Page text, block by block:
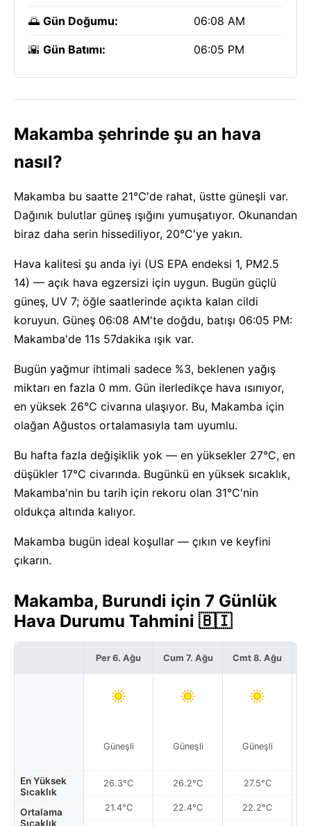
🌅 Gün Doğumu: 06:08 AM
🌇 Gün Batımı: 06:05 PM
Makamba şehrinde şu an hava
nasıl?
Makamba bu saatte 21°C'de rahat, üstte güneşli var.
Dağınık bulutlar güneş ışığını yumuşatıyor. Okunandan
biraz daha serin hissediliyor, 20°C'ye yakın.
Hava kalitesi şu anda iyi (US EPA endeksi 1, PM2.5
14) — açık hava egzersizi için uygun. Bugün güçlü
güneş, UV 7; öğle saatlerinde açıkta kalan cildi
koruyun. Güneş 06:08 AM'te doğdu, batışı 06:05 PM:
Makamba'de 11s 57dakika ışık var.
Bugün yağmur ihtimali sadece %3, beklenen yağış
miktarı en fazla 0 mm. Gün ilerledikçe hava ısınıyor,
en yüksek 26°C civarına ulaşıyor. Bu, Makamba için
olağan Ağustos ortalamasıyla tam uyumlu.
Bu hafta fazla değişiklik yok — en yüksekler 27°C, en
düşükler 17°C civarında. Bugünkü en yüksek sıcaklık,
Makamba'nin bu tarih için rekoru olan 31°C'nin
oldukça altında kalıyor.
Makamba bugün ideal koşullar — çıkın ve keyfini
çıkarın.
Makamba, Burundi için 7 Günlük
Hava Durumu Tahmini 🇧🇮
En Yüksek
Sıcaklık
Ortalama
Sıcaklık
Per 6. Ağu
Güneşli
26.3°C
21.4°C
Cum 7. Ağu
Güneşli
26.2°C
22.4°C
Cmt 8. Ağu
Güneşli
27.5°C
22.2°C